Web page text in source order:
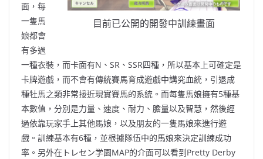
目前已公開的開發中訓練畫面
面 ， 每
一隻馬
娘都會
有多過
一種衣裝 ， 而卡面有N 、 SR 、 SSR四種 ， 所以基本上可確定是
卡牌遊戲 ， 而不會有傳統賽馬育成遊戲中講究血統 ， 引退成
種牡馬之類非常接近現實賽馬的系統 。 而每隻馬娘擁有5種基
本數值 ， 分別是力量 、 速度 、 耐力 、 膽量以及智慧 ， 然後經
過依靠玩家手上其他馬娘 ， 以及朋友的一隻馬娘來進行遊
戲 。 訓練基本有6種 ， 並根據隊伍中的馬娘來決定訓練成功
率 。 另外在トレセン学園MAP的介面可以看到Pretty Derby